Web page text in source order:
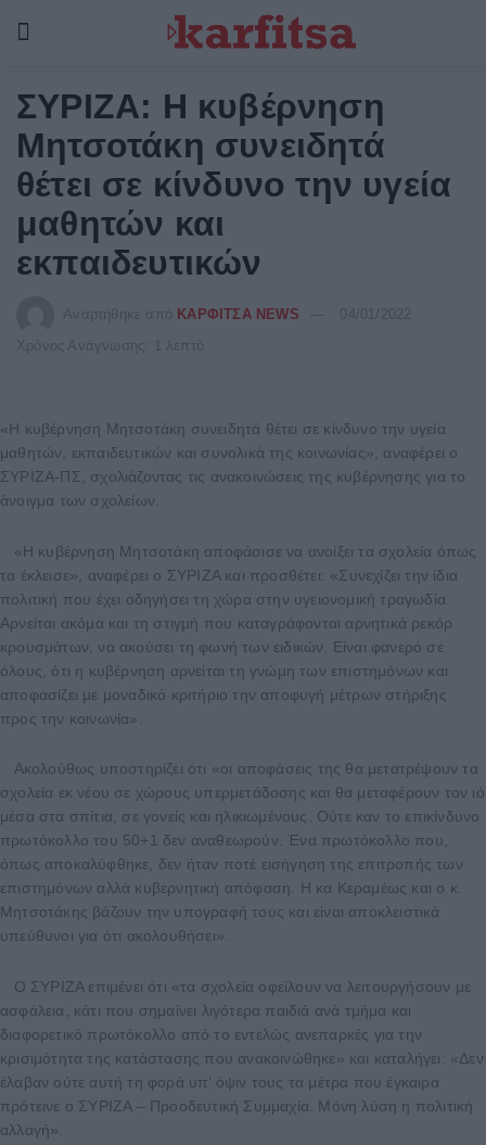
ΣΥΡΙΖΑ: Η κυβέρνηση
Μητσοτάκη συνειδητά
θέτει σε κίνδυνο την υγεία
μαθητών και
εκπαιδευτικών
Αναρτήθηκε από ΚΑΡΦΙΤΣΑ NEWS
Χρόνος Ανάγνωσης: 1 λεπτό
«Η κυβέρνηση Μητσοτάκη συνειδητά θέτει σε κίνδυνο την υγεία
μαθητών, εκπαιδευτικών και συνολικά της κοινωνίας», αναφέρει ο
ΣΥΡΙΖΑ-ΠΣ, σχολιάζοντας τις ανακοινώσεις της κυβέρνησης για το
άνοιγμα των σχολείων.
«Η κυβέρνηση Μητσοτάκη αποφάσισε να ανοίξει τα σχολεία όπως
τα έκλεισε», αναφέρει ο ΣΥΡΙΖΑ και προσθέτει: «Συνεχίζει την ίδια
πολιτική που έχει οδηγήσει τη χώρα στην υγειονομική τραγωδία.
Αρνείται ακόμα και τη στιγμή που καταγράφονται αρνητικά ρεκόρ
κρουσμάτων, να ακούσει τη φωνή των ειδικών. Είναι φανερό σε
όλους, ότι η κυβέρνηση αρνείται τη γνώμη των επιστημόνων και
αποφασίζει με μοναδικό κριτήριο την αποφυγή μέτρων στήριξης
προς την κοινωνία».
Ακολούθως υποστηρίζει ότι «οι αποφάσεις της θα μετατρέψουν τα
σχολεία εκ νέου σε χώρους υπερμετάδοσης και θα μεταφέρουν τον ιό
μέσα στα σπίτια, σε γονείς και ηλικιωμένους. Ούτε καν το επικίνδυνο
πρωτόκολλο του 50+1 δεν αναθεωρούν. Ένα πρωτόκολλο που,
όπως αποκαλύφθηκε, δεν ήταν ποτέ εισήγηση της επιτροπής των
επιστημόνων αλλά κυβερνητική απόφαση. Η κα Κεραμέως και ο κ.
Μητσοτάκης βάζουν την υπογραφή τους και είναι αποκλειστικά
υπεύθυνοι για ότι ακολουθήσει».
Ο ΣΥΡΙΖΑ επιμένει ότι «τα σχολεία οφείλουν να λειτουργήσουν με
ασφάλεια, κάτι που σημαίνει λιγότερα παιδιά ανά τμήμα και
διαφορετικό πρωτόκολλο από το εντελώς ανεπαρκές για την
κρισιμότητα της κατάστασης που ανακοινώθηκε» και καταλήγει: «Δεν
έλαβαν ούτε αυτή τη φορά υπ’ όψιν τους τα μέτρα που έγκαιρα
πρότεινε ο ΣΥΡΙΖΑ – Προοδευτική Συμμαχία. Μόνη λύση η πολιτική
αλλαγή».